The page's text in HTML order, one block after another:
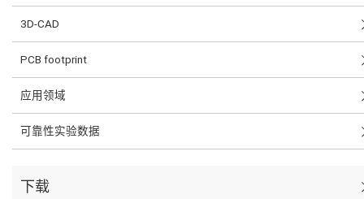
3D-CAD
PCB footprint
应用领域
可靠性实验数据
下载